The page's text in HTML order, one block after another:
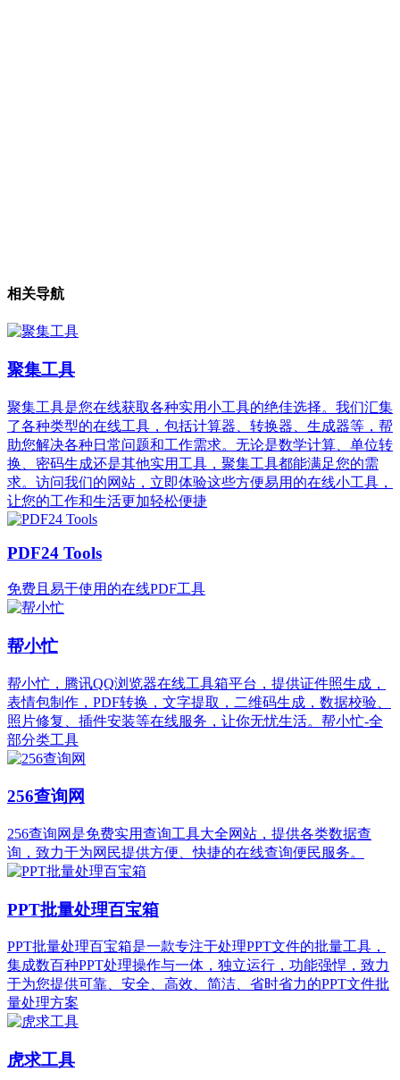
相关导航
聚集工具
聚集工具是您在线获取各种实用小工具的绝佳选择。我们汇集
了各种类型的在线工具，包括计算器、转换器、生成器等，帮
助您解决各种日常问题和工作需求。无论是数学计算、单位转
换、密码生成还是其他实用工具，聚集工具都能满足您的需
求。访问我们的网站，立即体验这些方便易用的在线小工具，
让您的工作和生活更加轻松便捷
PDF24 Tools
免费且易于使用的在线PDF工具
帮小忙
帮小忙，腾讯QQ浏览器在线工具箱平台，提供证件照生成，
表情包制作，PDF转换，文字提取，二维码生成，数据校验、
照片修复、插件安装等在线服务，让你无忧生活。帮小忙-全
部分类工具
256查询网
256查询网是免费实用查询工具大全网站，提供各类数据查
询，致力于为网民提供方便、快捷的在线查询便民服务。
PPT批量处理百宝箱
PPT批量处理百宝箱是一款专注于处理PPT文件的批量工具，
集成数百种PPT处理操作与一体，独立运行，功能强悍，致力
于为您提供可靠、安全、高效、简洁、省时省力的PPT文件批
量处理方案
虎求工具